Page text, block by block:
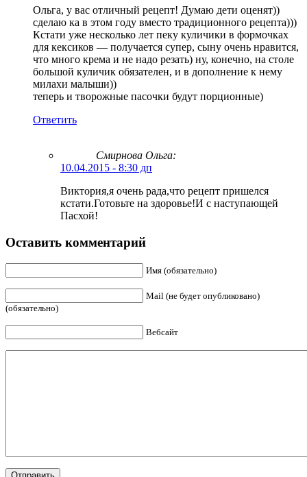
Ольга, у вас отличный рецепт! Думаю дети оценят))
сделаю ка в этом году вместо традиционного рецепта)))
Кстати уже несколько лет пеку куличики в формочках
для кексиков — получается супер, сыну очень нравится,
что много крема и не надо резать) ну, конечно, на столе
большой куличик обязателен, и в дополнение к нему
милахи малыши))
теперь и творожные пасочки будут порционные)
Ответить
Смирнова Ольга:
10.04.2015 - 8:30 дп
Виктория,я очень рада,что рецепт пришелся
кстати.Готовьте на здоровье!И с наступающей
Пасхой!
Оставить комментарий
Имя (обязательно)
Mail (не будет опубликовано)
(обязательно)
Вебсайт